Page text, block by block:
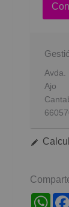
Avda.
Ajo